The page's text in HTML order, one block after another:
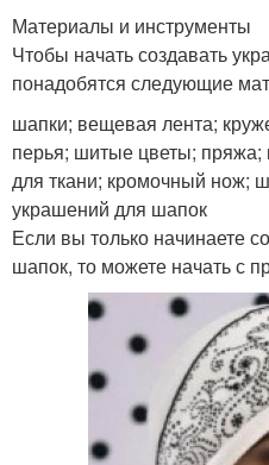
Материалы и инструменты
Чтобы начать создавать
понадобятся следующие
шапки; вещевая лента;
перья; шитые цветы; пряжа;
для ткани; кромочный нож;
украшений для шапок
Если вы только начинаете
шапок, то можете начать с